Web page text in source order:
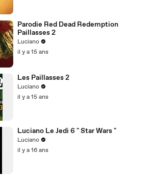
Parodie Red Dead Redemption
Paillasses 2
Luciano
il y a 15 ans
Les Paillasses 2
Luciano
il y a 15 ans
Luciano Le Jedi 6 " Star Wars "
Luciano
il y a 16 ans